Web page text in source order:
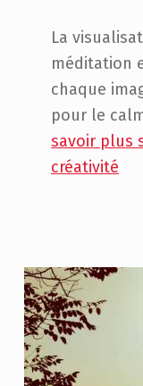
La
méditation
chaque
pour le
savoir plus
créativité